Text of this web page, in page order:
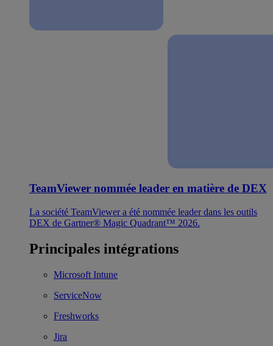
TeamViewer nommée leader en matière de DEX
La société TeamViewer a été nommée leader dans les outils
DEX de Gartner® Magic Quadrant™ 2026.
Principales intégrations
Microsoft Intune
ServiceNow
Freshworks
Jira